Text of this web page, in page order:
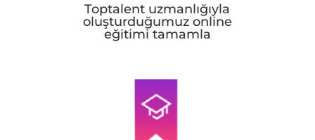
Toptalent uzmanlığıyla
oluşturduğumuz online
eğitimi tamamla